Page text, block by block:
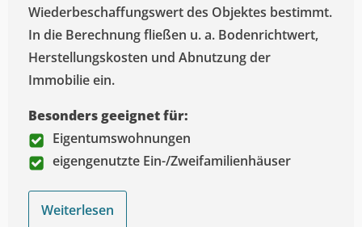
Wiederbeschaffungswert des Objektes bestimmt.
In die Berechnung fließen u. a. Bodenrichtwert,
Herstellungskosten und Abnutzung der
Immobilie ein.
Besonders geeignet für:
Eigentumswohnungen
eigengenutzte Ein-/Zweifamilienhäuser
Weiterlesen